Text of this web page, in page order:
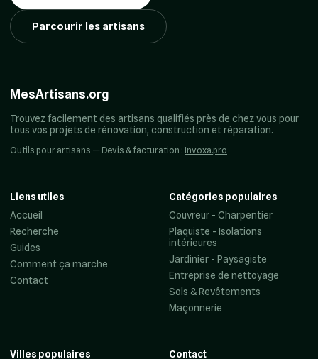
Parcourir les artisans
MesArtisans.org
Trouvez facilement des artisans qualifiés près de chez vous pour
tous vos projets de rénovation, construction et réparation.
Outils pour artisans — Devis & facturation : Invoxa.pro
Liens utiles
Accueil
Recherche
Guides
Comment ça marche
Contact
Catégories populaires
Couvreur - Charpentier
Plaquiste - Isolations
intérieures
Jardinier - Paysagiste
Entreprise de nettoyage
Sols & Revêtements
Maçonnerie
Villes populaires Contact